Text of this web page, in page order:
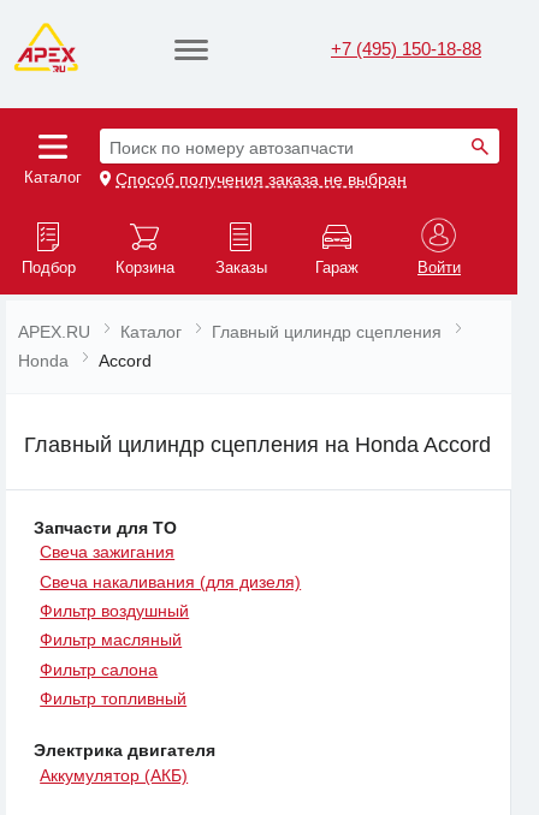
+7 (495) 150-18-88
Каталог
Поиск по номеру автозапчасти
Способ получения заказа не выбран
Подбор Корзина Заказы Гараж Войти
APEX.RU Каталог
Главный цилиндр сцепления
Honda
Accord
Главный цилиндр сцепления на Honda Accord
Запчасти для ТО
Свеча зажигания
Свеча накаливания (для дизеля)
Фильтр воздушный
Фильтр масляный
Фильтр салона
Фильтр топливный
Электрика двигателя
Аккумулятор (АКБ)